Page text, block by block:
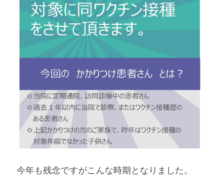
今年も残念ですがこんな時期となりました。